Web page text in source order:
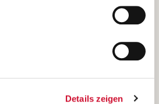
Details zeigen
des AWO Bezirksverbandes Unterfranken